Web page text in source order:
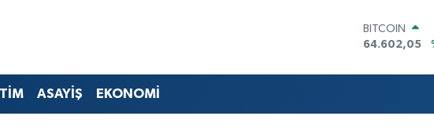
DOLAR
47,6006
55,0250
ASAYİŞ EKONOMİ